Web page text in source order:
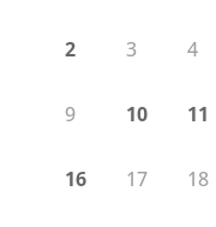
2 3 4
9 10 11
16 17 18